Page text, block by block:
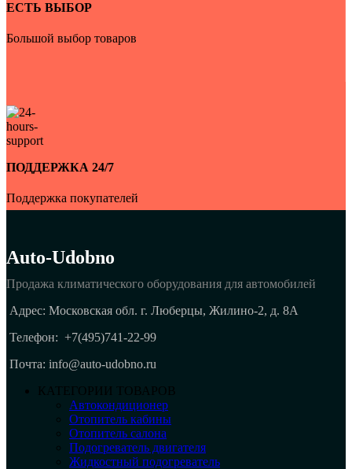
ЕСТЬ ВЫБОР
Большой выбор товаров
ПОДДЕРЖКА 24/7
Поддержка покупателей
Auto-Udobno
Продажа климатического оборудования для автомобилей
Адрес: Московская обл. г. Люберцы, Жилино-2, д. 8A
Телефон: +7(495)741-22-99
Почта: info@auto-udobno.ru
КАТЕГОРИИ ТОВАРОВ
Автокондиционер
Отопитель кабины
Отопитель салона
Подогреватель двигателя
Жидкостный подогреватель